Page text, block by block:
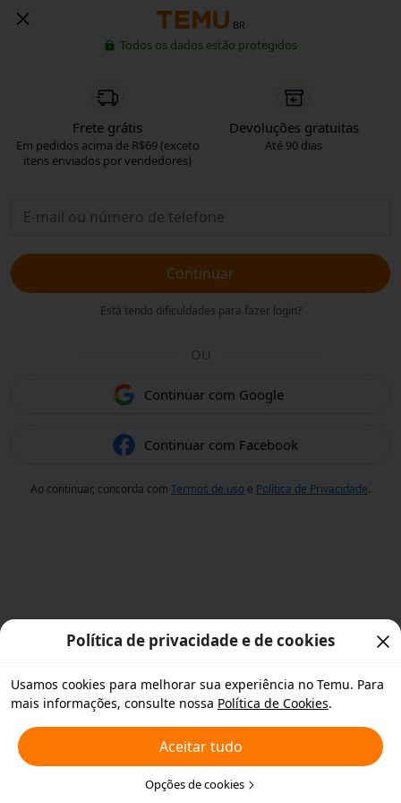
BR
Todos os dados estão protegidos
Frete grátis
Em pedidos acima de R$69 (exceto
itens enviados por vendedores)
Devoluções gratuitas
Até 90 dias
Continuar
Está tendo dificuldades para fazer login?
OU
Continuar com Google
Continuar com Facebook
Ao continuar, concorda com Termos de uso e Política de Privacidade.
Política de privacidade e de cookies
Usamos cookies para melhorar sua experiência no Temu. Para
mais informações, consulte nossa Política de Cookies.
Aceitar tudo
Opções de cookies